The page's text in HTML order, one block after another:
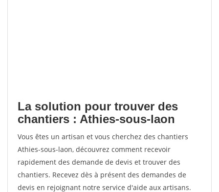
La solution pour trouver des
chantiers : Athies-sous-laon
Vous êtes un artisan et vous cherchez des chantiers
Athies-sous-laon, découvrez comment recevoir
rapidement des demande de devis et trouver des
chantiers. Recevez dès à présent des demandes de
devis en rejoignant notre service d'aide aux artisans.